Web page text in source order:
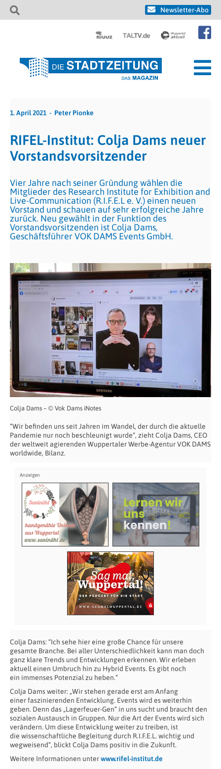
Newsletter-Abo
1. April 2021 Peter Pionke
RIFEL-Institut: Colja Dams neuer
Vorstandsvorsitzender
Vier Jahre nach seiner Gründung wählen die
Mitglieder des Research Institute for Exhibition and
Live-Communication (R.I.F.E.L e. V.) einen neuen
Vorstand und schauen auf sehr erfolgreiche Jahre
zurück. Neu gewählt in der Funktion des
Vorstandsvorsitzenden ist Colja Dams,
Geschäftsführer VOK DAMS Events GmbH.
Colja Dams – © Vok Dams iNotes
“Wir befinden uns seit Jahren im Wandel, der durch die aktuelle
Pandemie nur noch beschleunigt wurde“, zieht Colja Dams, CEO
der weltweit agierenden Wuppertaler Werbe-Agentur VOK DAMS
worldwide, Bilanz.
Colja Dams: “Ich sehe hier eine große Chance für unsere
gesamte Branche. Bei aller Unterschiedlichkeit kann man doch
ganz klare Trends und Entwicklungen erkennen. Wir erleben
aktuell einen Umbruch hin zu Hybrid Events. Es gibt noch
ein immenses Potenzial zu heben.“
Colja Dams weiter: „Wir stehen gerade erst am Anfang
einer faszinierenden Entwicklung. Events wird es weiterhin
geben. Denn das „Lagerfeuer-Gen“ in uns sucht und braucht den
sozialen Austausch in Gruppen. Nur die Art der Events wird sich
verändern. Um diese Entwicklung weiter zu treiben, ist
die wissenschaftliche Begleitung durch R.I.F.E.L. wichtig und
wegweisend“, blickt Colja Dams positiv in die Zukunft.
Weitere Informationen unterwww.rifel-institut.de